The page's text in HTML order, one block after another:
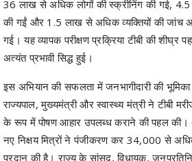
36 लाख से अधिक लोगों की स्क्रीनिंग की गई,
की गईं और 1.5 लाख से अधिक व्यक्तियों की जांच
गई। यह व्यापक परीक्षण प्रक्रिया टीबी की शीघ्र
अत्यंत प्रभावी सिद्ध हुई।
इस अभियान की सफलता में जनभागीदारी की
राज्यपाल, मुख्यमंत्री और स्वास्थ्य मंत्री ने टीबी
के रूप में पोषण आहार उपलब्ध कराने की पहल
नए निक्षय मित्रों ने पंजीकरण कर 34,000 से
प्रदान की है। राज्य के सांसद, विधायक,